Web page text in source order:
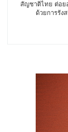
สัญชาติไทย ต่อย
ด้วยการรัง